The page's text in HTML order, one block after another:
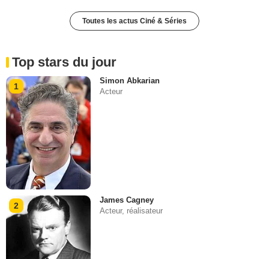
Toutes les actus Ciné & Séries
Top stars du jour
1
Simon Abkarian
Acteur
2
James Cagney
Acteur, réalisateur